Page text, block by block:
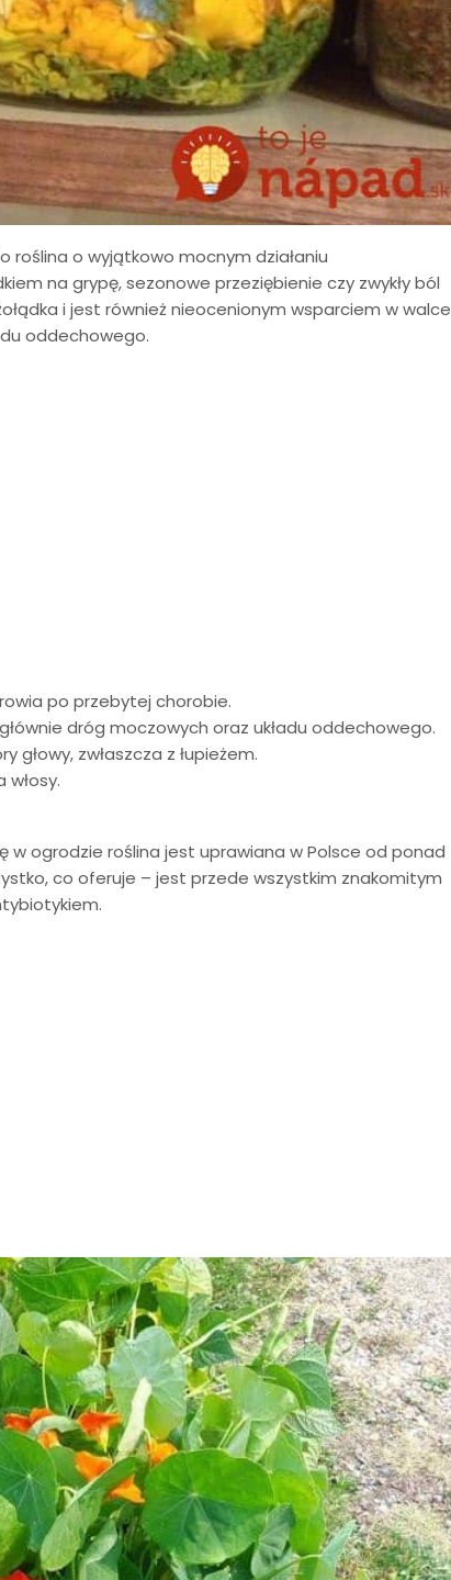
roślina o wyjątkowo mocnym działaniu
na grypę, sezonowe przeziębienie czy zwykły ból
i jest również nieocenionym wsparciem w walce
oddechowego.
po przebytej chorobie.
dróg moczowych oraz układu oddechowego.
głowy, zwłaszcza z łupieżem.
w ogrodzie roślina jest uprawiana w Polsce od ponad
co oferuje – jest przede wszystkim znakomitym